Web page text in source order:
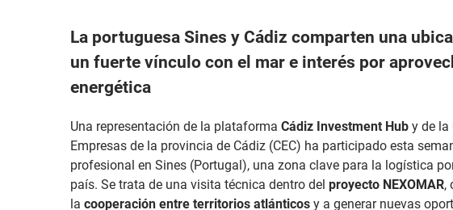
La portuguesa Sines y Cádiz comparten una
un fuerte vínculo con el mar e interés por
energética
Una representación de la plataforma Cádiz Investment Hub y de la
Empresas de la provincia de Cádiz (CEC) ha participado esta
profesional en Sines (Portugal), una zona clave para la logística
país. Se trata de una visita técnica dentro del proyecto NEXOMAR,
la cooperación entre territorios atlánticos y a generar nuevas